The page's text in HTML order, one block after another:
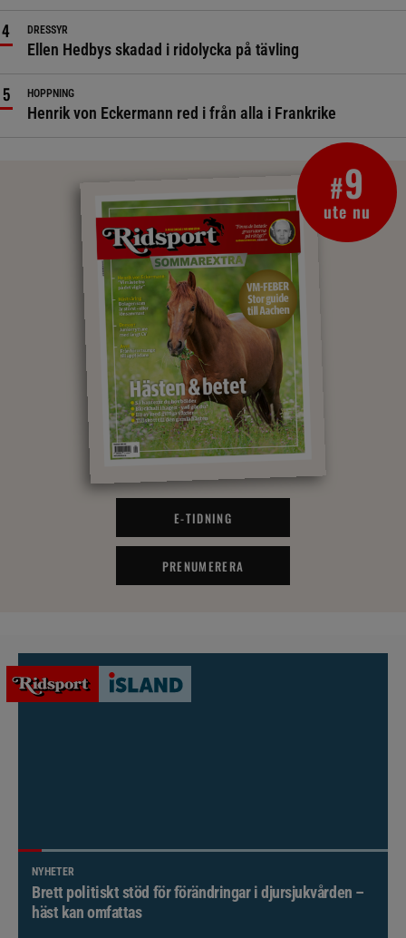
DRESSYR
Ellen Hedbys skadad i ridolycka på tävling
HOPPNING
Henrik von Eckermann red i från alla i Frankrike
#9
ute nu
E-TIDNING
PRENUMERERA
NYHETER
Brett politiskt stöd för förändringar i djursjukvården –
häst kan omfattas